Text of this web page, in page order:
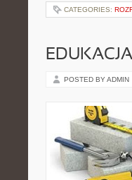
CATEGORIES:
POSTED BY ADMIN